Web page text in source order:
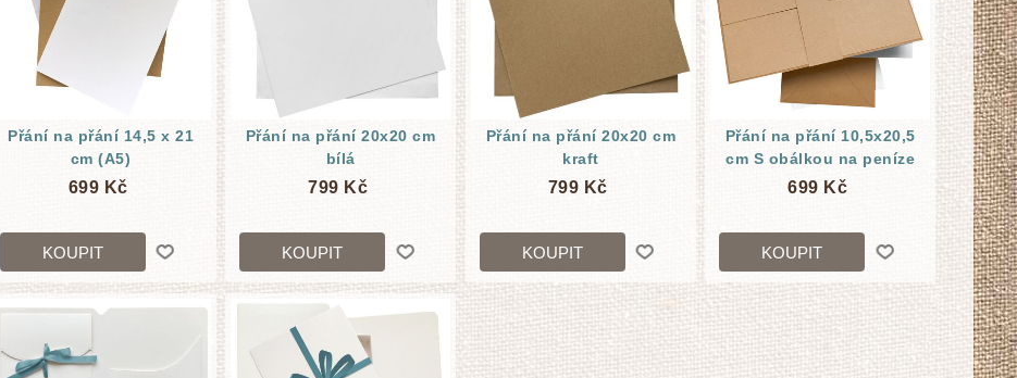
Přání na přání 14,5 x 21
cm (A5)
699 Kč
KOUPIT
Přání na přání 20x20 cm
bílá
799 Kč
KOUPIT
Přání na přání 20x20 cm
kraft
799 Kč
KOUPIT
Přání na přání 10,5x20,5
cm S obálkou na peníze
699 Kč
KOUPIT